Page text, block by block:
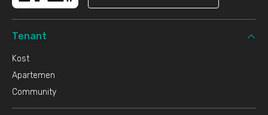
Tenant
Kost
Apartemen
Community